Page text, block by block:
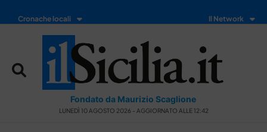
Cronache locali Il Network
Fondato da Maurizio Scaglione
LUNEDÌ 10 AGOSTO 2026 - AGGIORNATO ALLE 12:42